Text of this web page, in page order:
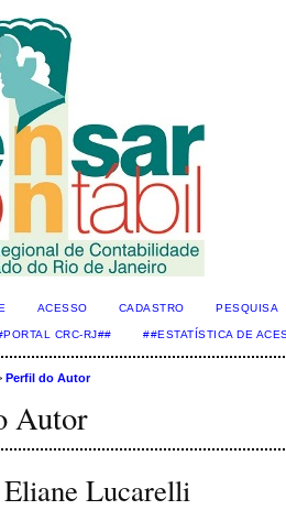
ACESSO CADASTRO PESQUISA
CRC-RJ## ##ESTATÍSTICA DE
Perfil do Autor
Autor
Lucarelli